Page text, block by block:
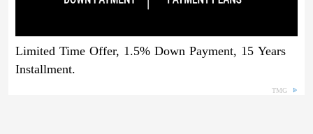
Limited Time Offer, 1.5% Down Payment, 15 Years
Installment.
TMG